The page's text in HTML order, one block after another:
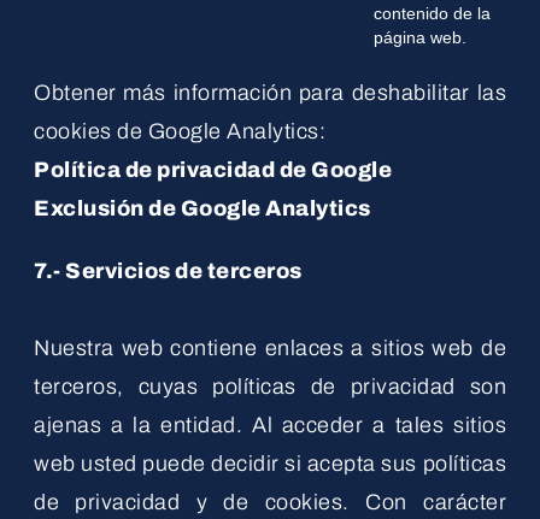
contenido de la
página web.
Obtener más información para deshabilitar las
cookies de Google Analytics:
Política de privacidad de Google
Exclusión de Google Analytics
7.- Servicios de terceros
Nuestra web contiene enlaces a sitios web de
terceros, cuyas políticas de privacidad son
ajenas a la entidad. Al acceder a tales sitios
web usted puede decidir si acepta sus políticas
de privacidad y de cookies. Con carácter